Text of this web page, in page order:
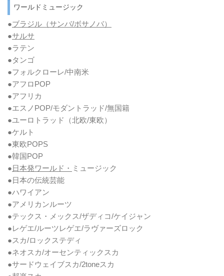
ワールドミュージック
●ブラジル（サンバ/ボサノバ）
●サルサ
●ラテン
●タンゴ
●フォルクローレ/中南米
●アフロPOP
●アフリカ
●エスノPOP/モダントラッド/無国籍
●ユーロトラッド（北欧/東欧）
●ケルト
●東欧POPS
●韓国POP
●日本発ワールド・ ミュージック
●日本の伝統芸能
●ハワイアン
●アメリカンルーツ
●テックス・メックス/ザディコ/ケイジャン
●レゲエ/ルーツレゲエ/ラヴァーズロック
●スカ/ロックステディ
●ネオスカ/オーセンティックスカ
●サードウェイブスカ/2toneスカ